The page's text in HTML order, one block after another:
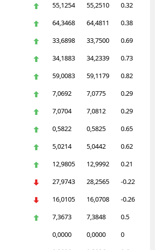
55,1254 55,2510
0.32
64,3468 64,4811
0.38
33,6898 33,7500
0.69
34,1883 34,2339
0.73
59,0083 59,1179
0.82
7,0692 7,0775
0.29
7,0704 7,0812
0.29
0,5822 0,5825
0.65
5,0214 5,0442
0.62
12,9805 12,9992
0.21
27,9743 28,2565
-0.22
16,0105 16,0708
-0.26
7,3673 7,3848
0.5
0,0000 0,0000
0